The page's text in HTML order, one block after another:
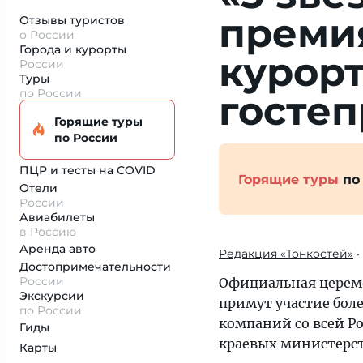
Отзывы туристов
о России
Города и курорты
России
Туры
по России
Горящие туры
по России
ПЦР и тесты на COVID
Отели
России
Авиабилеты
в Россию
Аренда авто
Достопримеча­тельности
России
Экскурсии
по России
Гиды
Карты
Горящие туры по
Редакция «Тонкостей»
Официальная
примут участие
компаний со всей
краевых